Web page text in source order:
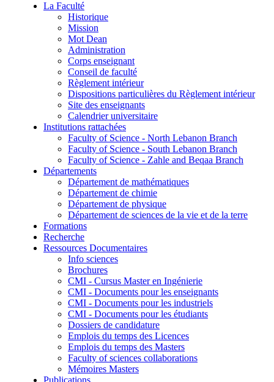
La Faculté
Historique
Mission
Mot Dean
Administration
Corps enseignant
Conseil de faculté
Règlement intérieur
Dispositions particulières du Règlement intérieur
Site des enseignants
Calendrier universitaire
Institutions rattachées
Faculty of Science - North Lebanon Branch
Faculty of Science - South Lebanon Branch
Faculty of Science - Zahle and Beqaa Branch
Départements
Département de mathématiques
Département de chimie
Département de physique
Département de sciences de la vie et de la terre
Formations
Recherche
Ressources Documentaires
Info sciences
Brochures
CMI - Cursus Master en Ingénierie
CMI - Documents pour les enseignants
CMI - Documents pour les industriels
CMI - Documents pour les étudiants
Dossiers de candidature
Emplois du temps des Licences
Emplois du temps des Masters
Faculty of sciences collaborations
Mémoires Masters
Publications